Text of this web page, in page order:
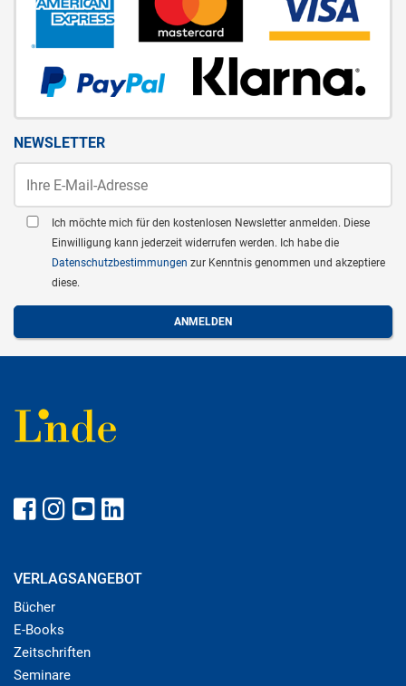
NEWSLETTER
Ich möchte mich für den kostenlosen Newsletter anmelden. Diese
Einwilligung kann jederzeit widerrufen werden. Ich habe die
Datenschutzbestimmungen zur Kenntnis genommen und akzeptiere
diese.
VERLAGSANGEBOT
Bücher
E-Books
Zeitschriften
Seminare